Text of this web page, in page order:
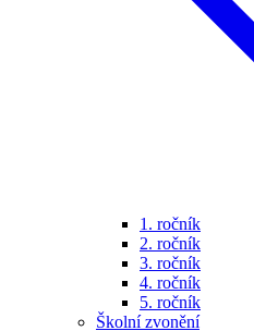
1. ročník
2. ročník
3. ročník
4. ročník
5. ročník
Školní zvonění